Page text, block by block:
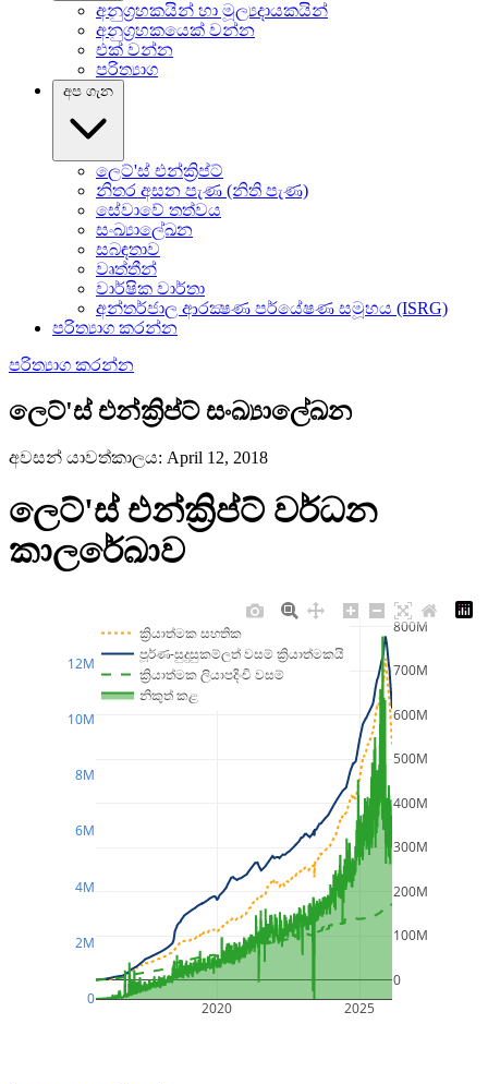
අනුග්‍රහකයින් හා මූල්‍යදායකයින්
අනුග්‍රහකයෙක් වන්න
එක් වන්න
පරිත්‍යාග
අප ගැන
ලෙට්'ස් එන්ක්‍රිප්ට්
නිතර අසන පැණ (නිති පැණ)
සේවාවේ තත්‍වය
සංඛ්‍යාලේඛන
සබඳතාව
වෘත්තීන්
වාර්ෂික වාර්තා
අන්තර්ජාල ආරක්‍ෂණ පර්යේෂණ සමූහය (ISRG)
පරිත්‍යාග කරන්න
පරිත්‍යාග කරන්න
ලෙට්'ස් එන්ක්‍රිප්ට් සංඛ්‍යාලේඛන
අවසන් යාවත්කාලය: April 12, 2018
ලෙට්'ස් එන්ක්‍රිප්ට් වර්ධන
කාලරේඛාව
2020 2025
0
100M
200M
300M
400M
500M
600M
700M
800M
0
2M
4M
6M
8M
10M
12M
ක්‍රියාත්මක සහතික
පූර්ණ-සුදුසුකම්ලත් වසම් ක්‍රියාත්මකයි
ක්‍රියාත්මක ලියාපදිංචි වසම්
නිකුත් කළ